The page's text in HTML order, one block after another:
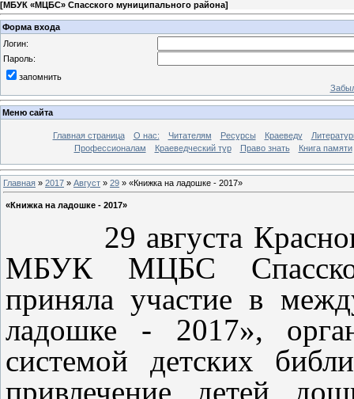
[МБУК «МЦБС» Спасского муниципального района]
Форма входа
Логин:
Пароль:
запомнить
Меню сайта
Главная страница О нас: Читателям Ресурсы Краеведу
Профессионалам
Краеведческий тур Право знать Книга памяти
Главная » 2017 » Август » 29 » «Книжка на ладошке - 2017»
«Книжка на ладошке - 2017»
29 августа
МБУК МЦБС
приняла участие в
ладошке - 2017»,
системой детских
привлечение детей